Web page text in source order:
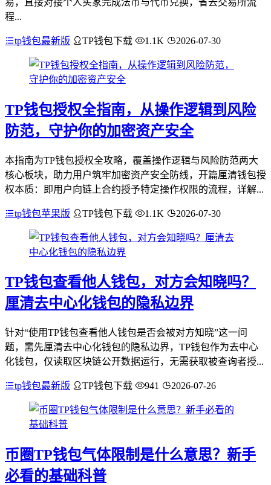
程...
tp钱包最新版 TP钱包下载 1.1K 2026-07-30
TP钱包授权全指南，从操作逻辑到风险
防范，守护你的加密资产安全
本指南为TP钱包授权全攻略，覆盖操作逻辑与风险防范两大
核心板块，助力用户筑牢加密资产安全防线，开篇厘清钱包授
权本质：即用户向链上合约授予特定操作权限的流程，详解...
tp钱包苹果版 TP钱包下载 1.1K 2026-07-30
TP钱包查看他人钱包，对方会知晓吗？
厘清去中心化钱包的隐私边界
针对“使用TP钱包查看他人钱包是否会被对方知晓”这一问
题，需先厘清去中心化钱包的隐私边界，TP钱包作为去中心
化钱包，仅读取区块链公开数据运行，无需获取被查询者授...
tp钱包最新版 TP钱包下载 941 2026-07-26
币圈TP钱包气体限制是什么意思？新手
必看的基础科普